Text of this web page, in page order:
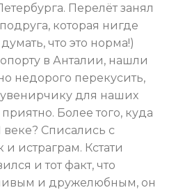
Перелёт занял
которая нигде
что это норма!)
в Анталии, нашли
недорого перекусить,
для наших
Более того, куда
веке? Списались с
истраграм. Кстати
и тот факт, что
и дружелюбным, он